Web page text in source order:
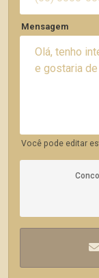
Mensagem
Você pode editar